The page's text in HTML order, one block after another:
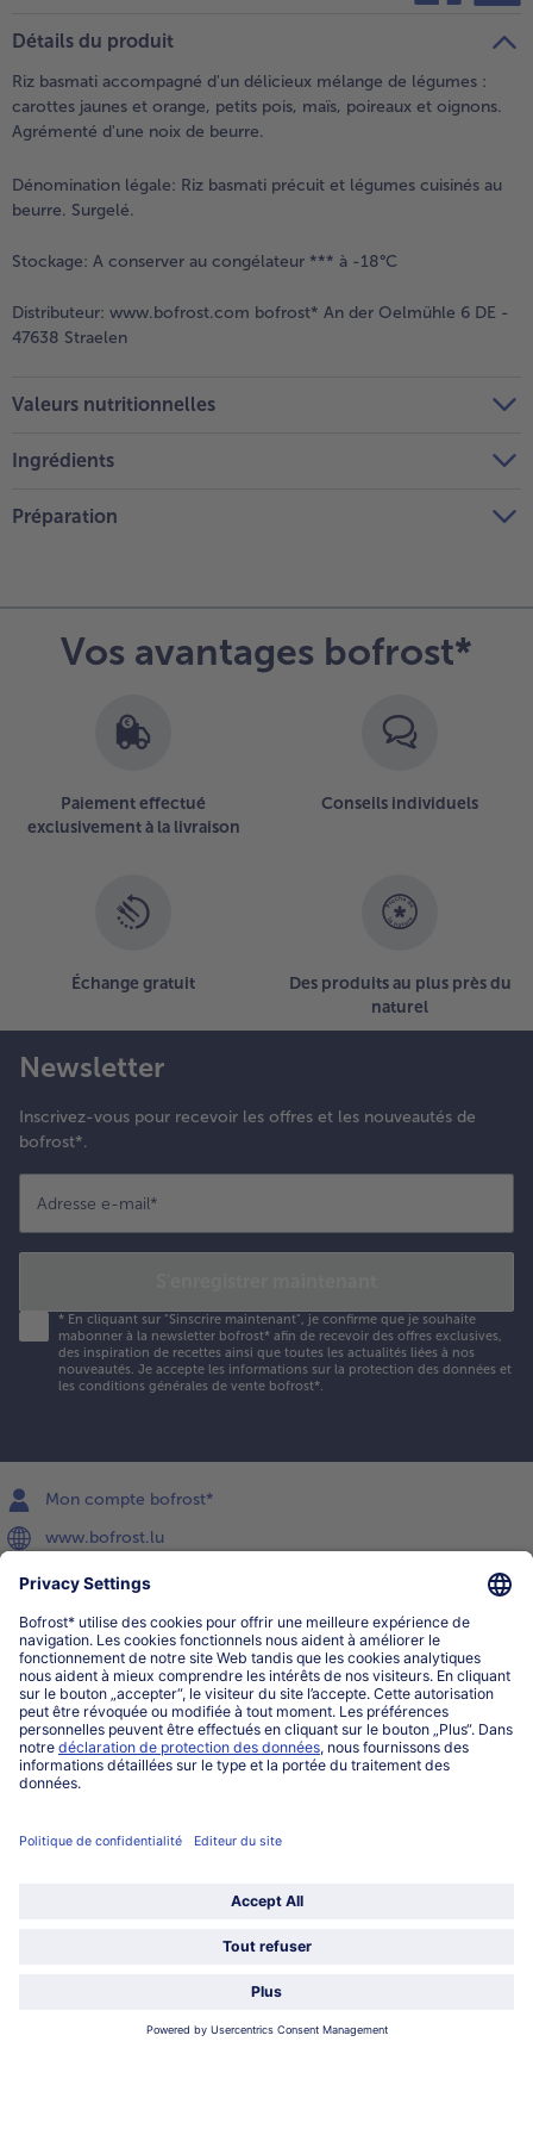
- 5 € à l’achat de 7 menus au choix
Détails du produit
Riz basmati accompagné d'un délicieux mélange de légumes :
carottes jaunes et orange, petits pois, maïs, poireaux et oignons.
Agrémenté d'une noix de beurre.
Dénomination légale: Riz basmati précuit et légumes cuisinés au
beurre. Surgelé.
Stockage: A conserver au congélateur *** à -18°C
Distributeur: www.bofrost.com bofrost* An der Oelmühle 6 DE -
47638 Straelen
Valeurs nutritionnelles
Ingrédients
Préparation
Vos avantages bofrost*
Paiement effectué
exclusivement à la livraison
Conseils individuels
Échange gratuit
Des produits au plus près du
naturel
Newsletter
Inscrivez-vous pour recevoir les offres et les nouveautés de
bofrost*.
Adresse e-mail*
* En cliquant sur "Sinscrire maintenant", je confirme que je souhaite
mabonner à la newsletter bofrost* afin de recevoir des offres exclusives,
des inspiration de recettes ainsi que toutes les actualités liées à nos
nouveautés. Je accepte les informations sur la protection des données et
les conditions générales de vente bofrost*.
Mon compte bofrost*
www.bofrost.lu
service@bofrost.lu
027863232
Lu-ve : 8h-20h Sa : 10h-16h
Service
Qui sommes-nous?